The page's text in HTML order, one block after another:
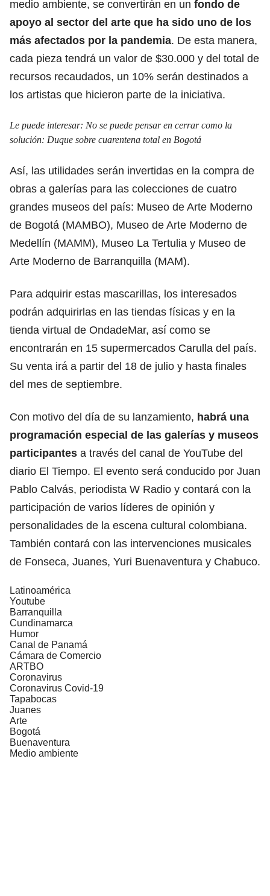
medio ambiente, se convertirán en un fondo de
apoyo al sector del arte que ha sido uno de los
más afectados por la pandemia. De esta manera,
cada pieza tendrá un valor de $30.000 y del total de
recursos recaudados, un 10% serán destinados a
los artistas que hicieron parte de la iniciativa.
Le puede interesar: No se puede pensar en cerrar como la
solución: Duque sobre cuarentena total en Bogotá
Así, las utilidades serán invertidas en la compra de
obras a galerías para las colecciones de cuatro
grandes museos del país: Museo de Arte Moderno
de Bogotá (MAMBO), Museo de Arte Moderno de
Medellín (MAMM), Museo La Tertulia y Museo de
Arte Moderno de Barranquilla (MAM).
Para adquirir estas mascarillas, los interesados
podrán adquirirlas en las tiendas físicas y en la
tienda virtual de OndadeMar, así como se
encontrarán en 15 supermercados Carulla del país.
Su venta irá a partir del 18 de julio y hasta finales
del mes de septiembre.
Con motivo del día de su lanzamiento, habrá una
programación especial de las galerías y museos
participantes a través del canal de YouTube del
diario El Tiempo. El evento será conducido por Juan
Pablo Calvás, periodista W Radio y contará con la
participación de varios líderes de opinión y
personalidades de la escena cultural colombiana.
También contará con las intervenciones musicales
de Fonseca, Juanes, Yuri Buenaventura y Chabuco.
Latinoamérica
Youtube
Barranquilla
Cundinamarca
Humor
Canal de Panamá
Cámara de Comercio
ARTBO
Coronavirus
Coronavirus Covid-19
Tapabocas
Juanes
Arte
Bogotá
Buenaventura
Medio ambiente